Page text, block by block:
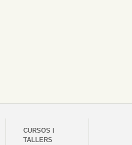
CURSOS I
TALLERS